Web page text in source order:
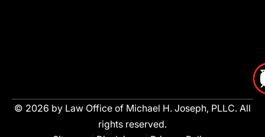
© 2026 by Law Office of Michael H. Joseph, PLLC. All
rights reserved.